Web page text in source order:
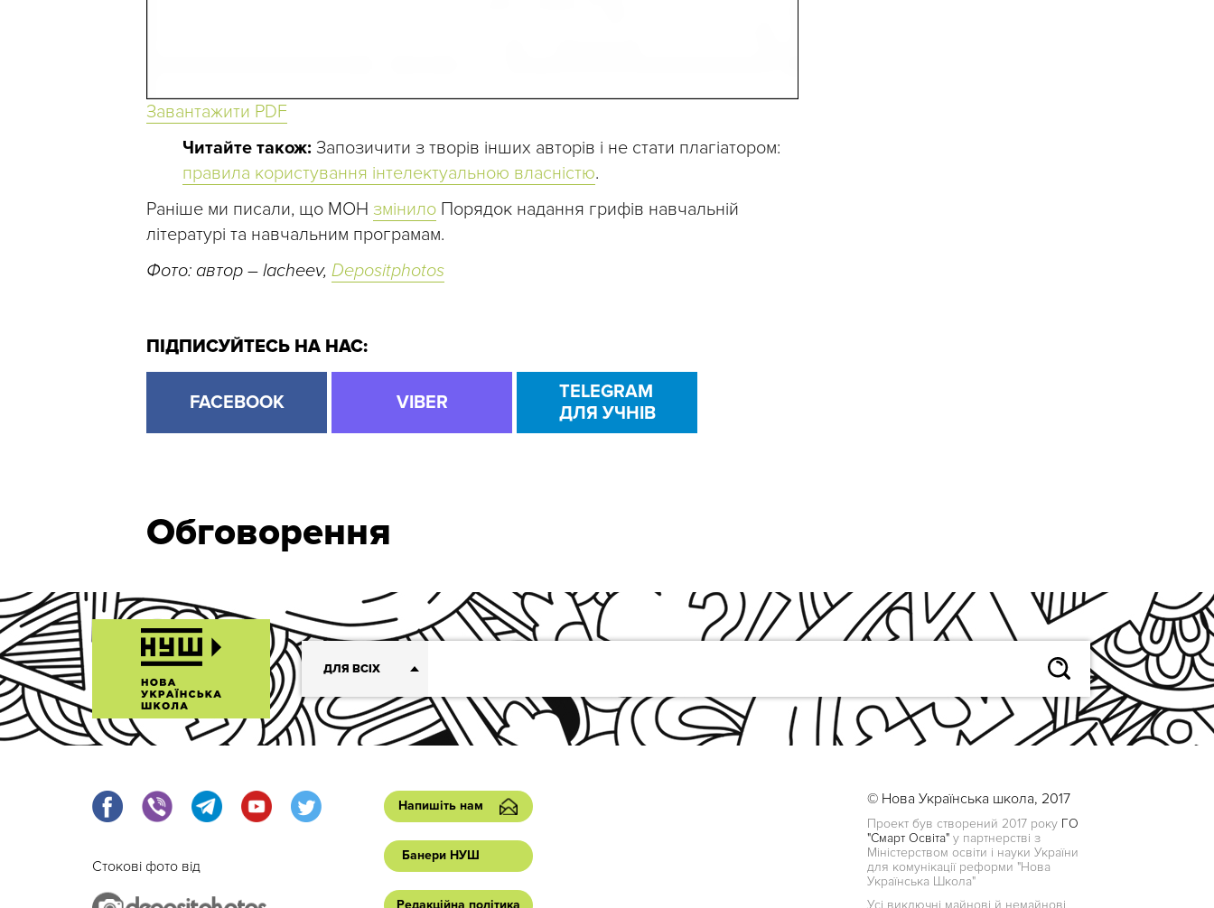
Завантажити PDF
Читайте також: Запозичити з творів інших авторів і не стати плагіатором:
правила користування інтелектуальною власністю.
Раніше ми писали, що МОН змінило Порядок надання грифів навчальній
літературі та навчальним програмам.
Фото: автор – lacheev, Depositphotos
ПІДПИСУЙТЕСЬ НА НАС:
FACEBOOK VIBER
TELEGRAM
ДЛЯ УЧНІВ
Обговорення
ДЛЯ ВСІХ
Стокові фото від
Напишіть нам
Банери НУШ
© Нова Українська школа, 2017
Проект був створений 2017 року ГО
"Смарт Освіта" у партнерстві з
Міністерством освіти і науки України
для комунікації реформи "Нова
Українська Школа"
Усі виключні майнові й немайнові